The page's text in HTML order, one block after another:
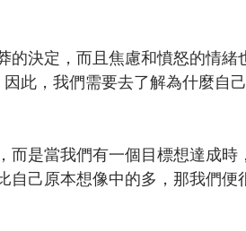
的決定，而且焦慮和憤怒的情緒
此，我們需要去了解為什麼自
而是當我們有一個目標想達成時
自己原本想像中的多，那我們便